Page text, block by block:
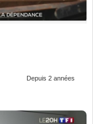
Depuis 2 années